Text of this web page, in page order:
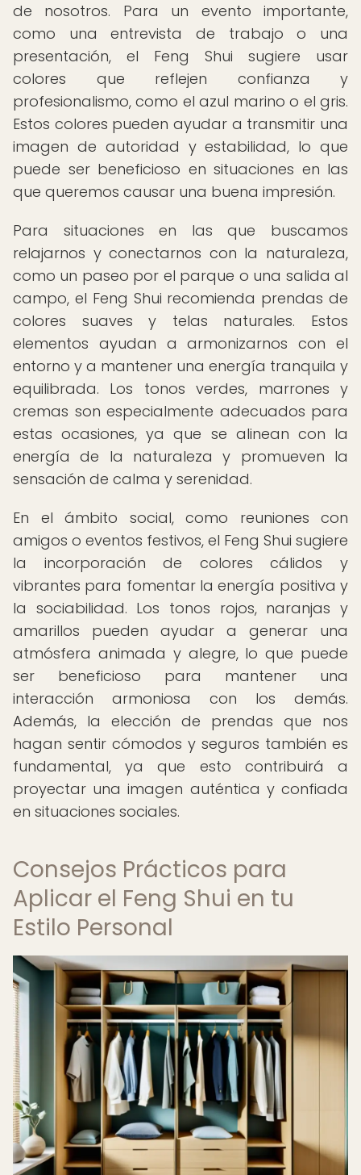
de nosotros. Para un evento importante,
como una entrevista de trabajo o una
presentación, el Feng Shui sugiere usar
colores que reflejen confianza y
profesionalismo, como el azul marino o el gris.
Estos colores pueden ayudar a transmitir una
imagen de autoridad y estabilidad, lo que
puede ser beneficioso en situaciones en las
que queremos causar una buena impresión.
Para situaciones en las que buscamos
relajarnos y conectarnos con la naturaleza,
como un paseo por el parque o una salida al
campo, el Feng Shui recomienda prendas de
colores suaves y telas naturales. Estos
elementos ayudan a armonizarnos con el
entorno y a mantener una energía tranquila y
equilibrada. Los tonos verdes, marrones y
cremas son especialmente adecuados para
estas ocasiones, ya que se alinean con la
energía de la naturaleza y promueven la
sensación de calma y serenidad.
En el ámbito social, como reuniones con
amigos o eventos festivos, el Feng Shui sugiere
la incorporación de colores cálidos y
vibrantes para fomentar la energía positiva y
la sociabilidad. Los tonos rojos, naranjas y
amarillos pueden ayudar a generar una
atmósfera animada y alegre, lo que puede
ser beneficioso para mantener una
interacción armoniosa con los demás.
Además, la elección de prendas que nos
hagan sentir cómodos y seguros también es
fundamental, ya que esto contribuirá a
proyectar una imagen auténtica y confiada
en situaciones sociales.
Consejos Prácticos para
Aplicar el Feng Shui en tu
Estilo Personal